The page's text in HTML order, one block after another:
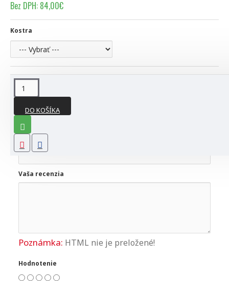
Bez DPH: 84,00€
Kostra
DO KOŠÍKA
NAPÍSAŤ RECENZIU
Vaša recenzia
Poznámka: HTML nie je preložené!
Hodnotenie